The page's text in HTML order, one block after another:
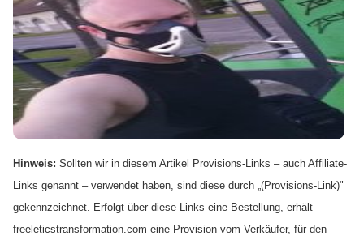
Hinweis: Sollten wir in diesem Artikel Provisions-Links – auch Affiliate-
Links genannt – verwendet haben, sind diese durch „(Provisions-Link)"
gekennzeichnet. Erfolgt über diese Links eine Bestellung, erhält
freeleticstransformation.com eine Provision vom Verkäufer, für den